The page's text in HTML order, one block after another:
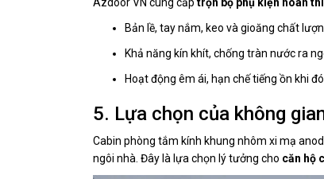
Bản lề, tay nắm, keo và gioăng chất
Khả năng kín khít, chống tràn nước ra
Hoạt động êm ái, hạn chế tiếng ồn khi
5. Lựa chọn của không
Cabin phòng tắm kính khung nhôm xi mạ
ngôi nhà. Đây là lựa chọn lý tưởng cho căn hộ